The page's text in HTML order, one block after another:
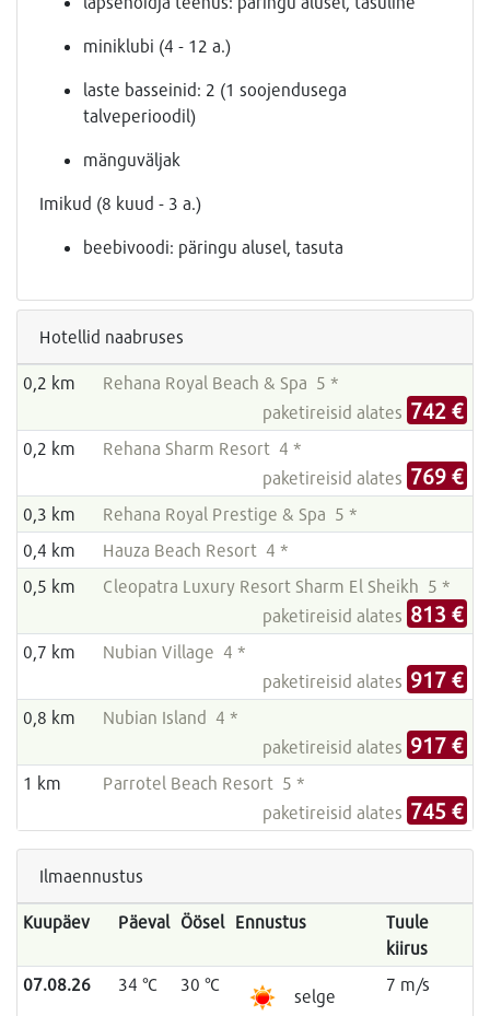
miniklubi (4 - 12 a.)
laste basseinid: 2 (1 soojendusega
talveperioodil)
mänguväljak
Imikud (8 kuud - 3 a.)
beebivoodi: päringu alusel, tasuta
Hotellid naabruses
0,2 km
Rehana Royal Beach & Spa 5 *
paketireisid alates 742 €
0,2 km
Rehana Sharm Resort 4 *
paketireisid alates 769 €
0,3 km
Rehana Royal Prestige & Spa 5 *
0,4 km
Hauza Beach Resort 4 *
0,5 km
Cleopatra Luxury Resort Sharm El Sheikh 5 *
paketireisid alates 813 €
0,7 km
Nubian Village 4 *
paketireisid alates 917 €
0,8 km
Nubian Island 4 *
paketireisid alates 917 €
1 km
Parrotel Beach Resort 5 *
paketireisid alates 745 €
Ilmaennustus
Kuupäev Päeval Öösel Ennustus
Tuule
kiirus
07.08.26
34 °C 30 °C
selge
7 m/s